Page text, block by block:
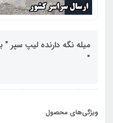
"
ویژگی‌های محصول